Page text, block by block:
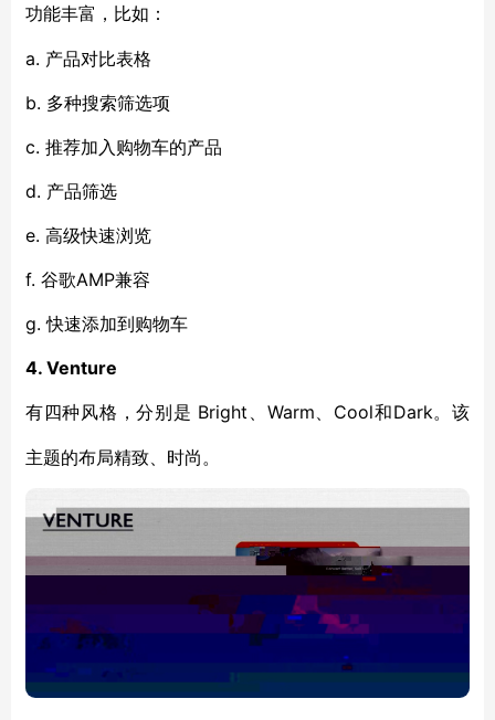
功能丰富，比如：
a. 产品对比表格
b. 多种搜索筛选项
c. 推荐加入购物车的产品
d. 产品筛选
e. 高级快速浏览
f. 谷歌AMP兼容
g. 快速添加到购物车
4. Venture
有四种风格，分别是 Bright、Warm、Cool和Dark。该
主题的布局精致、时尚。